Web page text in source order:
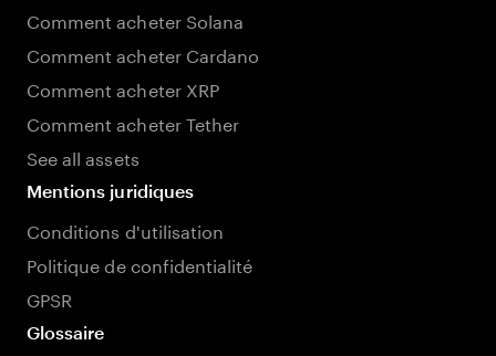
Comment acheter Solana
Comment acheter Cardano
Comment acheter XRP
Comment acheter Tether
See all assets
Mentions juridiques
Conditions d'utilisation
Politique de confidentialité
GPSR
Glossaire